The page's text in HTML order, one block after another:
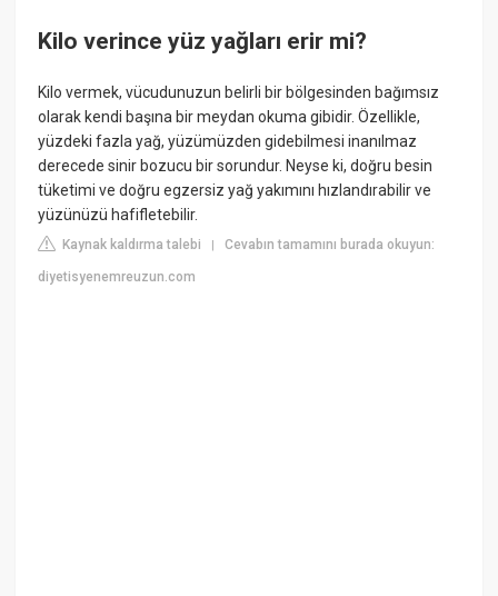
Kilo verince yüz yağları erir mi?
Kilo vermek, vücudunuzun belirli bir bölgesinden bağımsız
olarak kendi başına bir meydan okuma gibidir. Özellikle,
yüzdeki fazla yağ, yüzümüzden gidebilmesi inanılmaz
derecede sinir bozucu bir sorundur. Neyse ki, doğru besin
tüketimi ve doğru egzersiz yağ yakımını hızlandırabilir ve
yüzünüzü hafifletebilir.
Kaynak kaldırma talebi |Cevabın tamamını burada okuyun:
diyetisyenemreuzun.com